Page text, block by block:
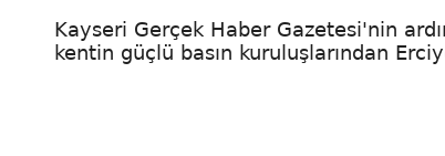
Kayseri Gerçek Haber Gazetesi'nin
kentin güçlü basın kuruluşlarından